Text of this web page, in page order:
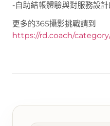
-自助結帳體驗與對服務設
更多的365攝影挑戰請到
https://rd.coach/